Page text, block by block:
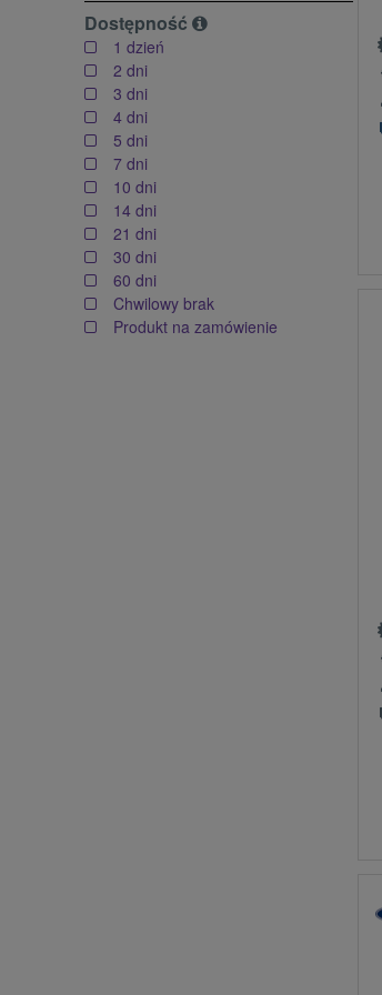
Dostępność
1 dzień
2 dni
3 dni
4 dni
5 dni
7 dni
10 dni
14 dni
21 dni
30 dni
60 dni
Chwilowy brak
Produkt na zamówienie